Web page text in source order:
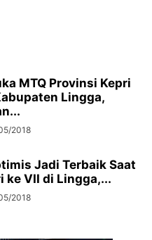
MTQ Provinsi Kepri
Lingga,
2018
Jadi Terbaik Saat
ke VII di Lingga,...
2018